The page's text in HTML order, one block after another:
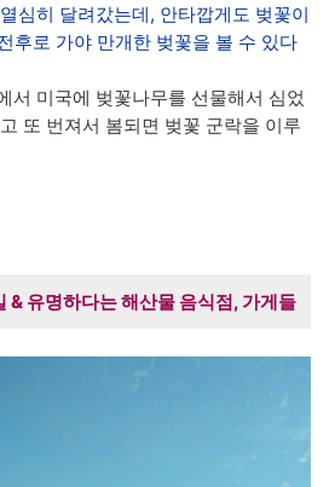
심히 달려갔는데, 안타깝게도 벚꽃이
후로 가야 만개한 벚꽃을 볼 수 있다
서 미국에 벚꽃나무를 선물해서 심었
또 번져서 봄되면 벚꽃 군락을 이루
& 유명하다는 해산물 음식점, 가게들